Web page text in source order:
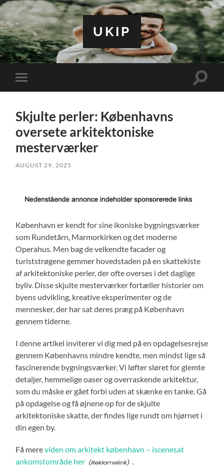
UKIP
Toggle
mobile
Toggle
Skjulte perler: Københavns
oversete arkitektoniske
mesterværker
AUGUST 29, 2025
København er kendt for sine ikoniske bygningsværker
som Rundetårn, Marmorkirken og det moderne
Operahus. Men bag de velkendte facader og
turiststrøgene gemmer hovedstaden på en skattekiste
af arkitektoniske perler, der ofte overses i det daglige
byliv. Disse skjulte mesterværker fortæller historier om
byens udvikling, kreative eksperimenter og de
mennesker, der har sat deres præg på København
gennem tiderne.
I denne artikel inviterer vi dig med på en opdagelsesrejse
gennem Københavns mindre kendte, men mindst lige så
fascinerende bygningsværker. Vi løfter sløret for glemte
detaljer, hemmelige oaser og overraskende arkitektur,
som du måske er gået forbi uden at skænke en tanke. Gå
på opdagelse og få øjnene op for de skjulte
arkitektoniske skatte, der findes lige rundt om hjørnet i
din egen by.
Få mereviden om arkitekt københavn – iscenesat
ankomstområde her
.